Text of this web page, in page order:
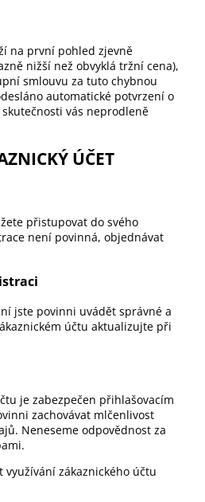
na první pohled zjevně
nižší než obvyklá tržní cena),
smlouvu za tuto chybnou
automatické potvrzení o
vás neprodleně
ÚČET
přistupovat do svého
není povinná, objednávat
jste povinni uvádět správné a
účtu aktualizujte při
je zabezpečen přihlašovacím
zachovávat mlčenlivost
Neneseme odpovědnost za
zákaznického účtu